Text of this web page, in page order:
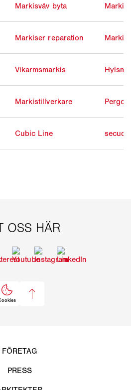
Markisväv byta
Markiser reparation
Vikarmsmarkis
Markistillverkare
Cubic Line